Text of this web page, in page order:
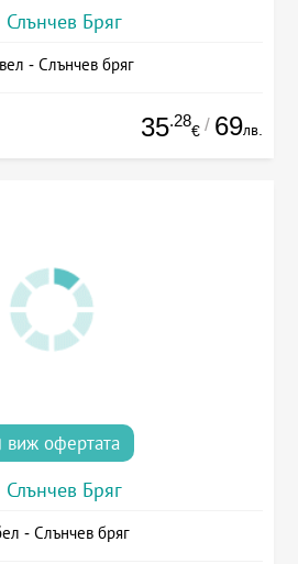
Слънчев Бряг
- Слънчев бряг
35.28
€ / 69лв.
виж офертата
Слънчев Бряг
- Слънчев бряг